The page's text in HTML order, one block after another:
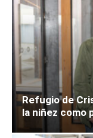
Refugio de
la niñez como